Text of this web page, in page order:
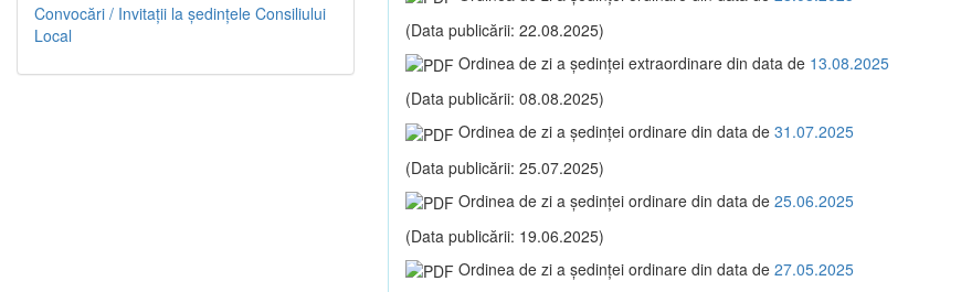
(Data publicării: 22.08.2025)
Ordinea de zi a şedinţei extraordinare din data de 13.08.2025
(Data publicării: 08.08.2025)
Ordinea de zi a şedinţei ordinare din data de 31.07.2025
(Data publicării: 25.07.2025)
Ordinea de zi a şedinţei ordinare din data de 25.06.2025
(Data publicării: 19.06.2025)
Ordinea de zi a şedinţei ordinare din data de 27.05.2025
Convocări / Invitaţii la şedinţele Consiliului
Local